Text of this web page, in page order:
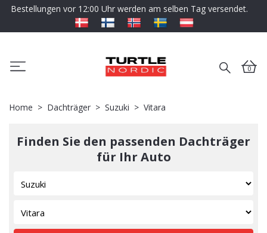
Bestellungen vor 12:00 Uhr werden am selben Tag versendet.
0
Home Dachträger Suzuki Vitara
Finden Sie den passenden Dachträger
für Ihr Auto